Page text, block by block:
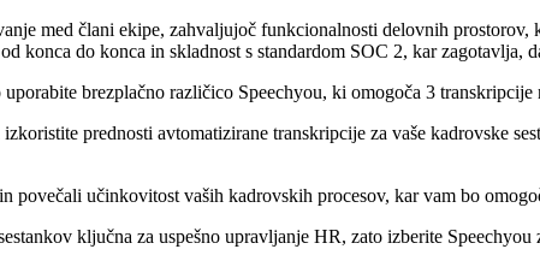
med člani ekipe, zahvaljujoč funkcionalnosti delovnih
konca do konca in skladnost s standardom SOC 2, kar zagotavlja,
brezplačno različico Speechyou, ki omogoča 3 transkripcije
prednosti avtomatizirane transkripcije za vaše kadrovske
povečali učinkovitost vaših kadrovskih procesov, kar vam bo
ključna za uspešno upravljanje HR, zato izberite